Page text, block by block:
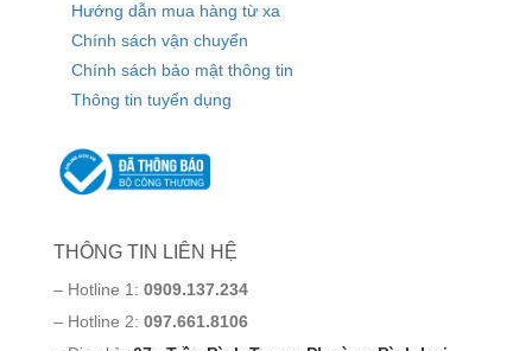
Hướng dẫn mua hàng từ xa
Chính sách vận chuyển
Chính sách bảo mật thông tin
Thông tin tuyển dụng
THÔNG TIN LIÊN HỆ
– Hotline 1: 0909.137.234
– Hotline 2: 097.661.8106